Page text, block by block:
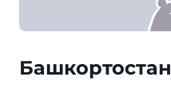
Башкортостан